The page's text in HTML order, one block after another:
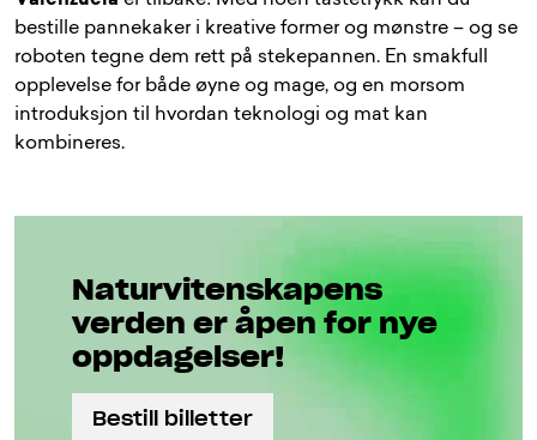
bestille pannekaker i kreative former og mønstre – og se
roboten tegne dem rett på stekepannen. En smakfull
opplevelse for både øyne og mage, og en morsom
introduksjon til hvordan teknologi og mat kan
kombineres.
Naturviten­skapens
verden er åpen for nye
oppdagelser!
Bestill billetter